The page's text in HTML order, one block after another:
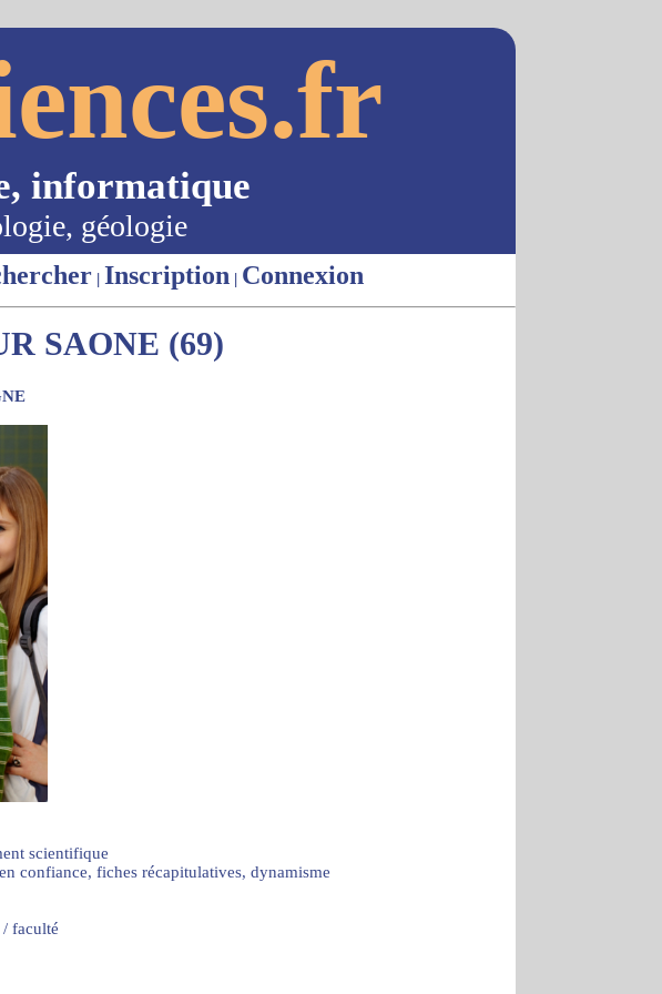
informatique
géologie
| Inscription | Connexion
SAONE (69)
scientifique
confiance, fiches récapitulatives, dynamisme
faculté